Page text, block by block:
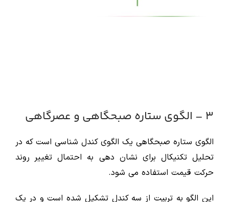
3 – الگوی ستاره صبحگاهی و عصرگاهی
الگوی ستاره صبحگاهی یک الگوی کندل شناسی است که در
تحلیل تکنیکال برای نشان دهی به احتمال تغییر روند
حرکت قیمت استفاده می شود.
این الگو به تربیت از سه کندل تشکیل شده است و در یک